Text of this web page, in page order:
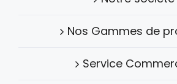
Nos Gammes de
Service